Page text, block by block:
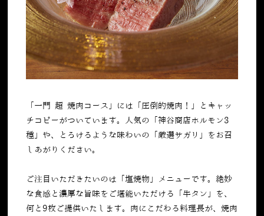
「一門 超 焼肉コース」には「圧倒的焼肉！」とキャッ
チコピーがついています。人気の「神谷商店ホルモン3
種」や、とろけるような味わいの「厳選サガリ」をお召
しあがりください。
ご注目いただきたいのは「塩焼物」メニューです。絶妙
な食感と濃厚な旨味をご堪能いただける「牛タン」を、
何と9枚ご提供いたします。肉にこだわる料理長が、焼肉